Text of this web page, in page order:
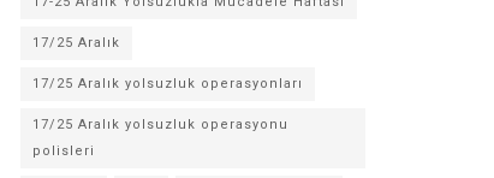
17/25 Aralık
17/25 Aralık yolsuzluk operasyonları
17/25 Aralık yolsuzluk operasyonu
polisleri